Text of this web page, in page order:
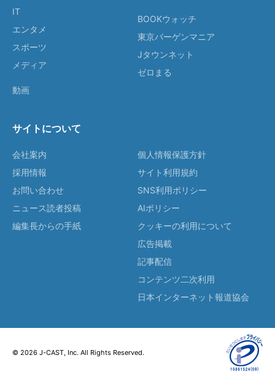
IT
エンタメ
スポーツ
メディア
動画
BOOKウォッチ
東京バーゲンマニア
Jタウンネット
ゼロまる
サイトについて
会社案内
採用情報
お問い合わせ
ニュース読者投稿
編集長からの手紙
個人情報保護方針
サイト利用規約
SNS利用ポリシー
AIポリシー
クッキーの利用について
広告掲載
記事配信
コンテンツ二次利用
日本インターネット報道協会
© 2026 J-CAST, Inc. All Rights Reserved.